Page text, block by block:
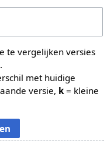
te vergelijken versies
met huidige
versie, k= kleine